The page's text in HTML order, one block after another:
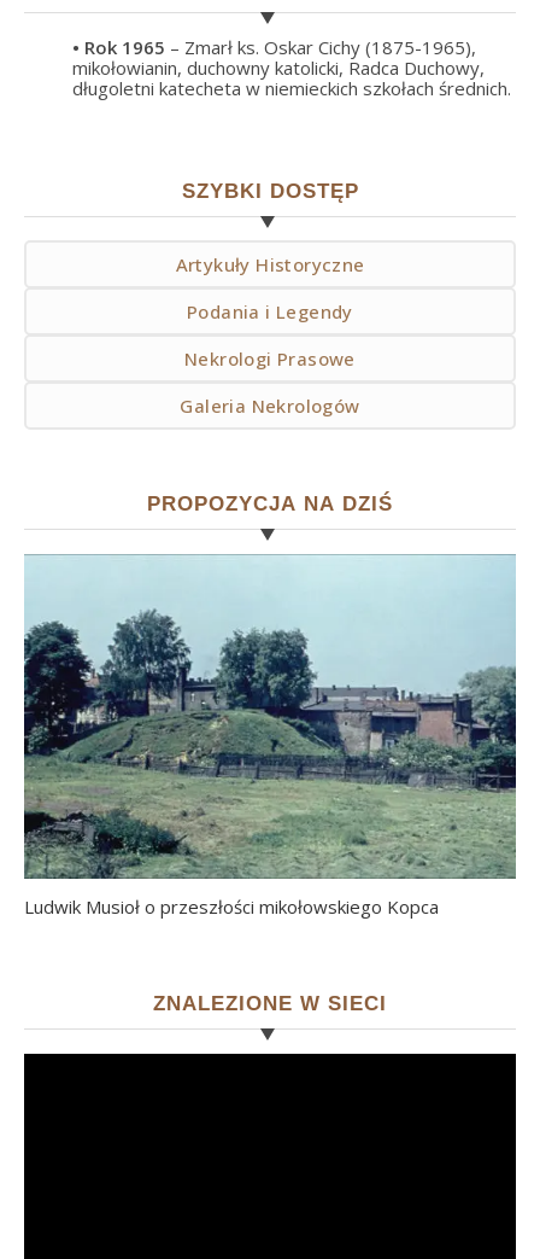
• Rok 1965 – Zmarł ks. Oskar Cichy (1875-1965),
mikołowianin, duchowny katolicki, Radca Duchowy,
długoletni katecheta w niemieckich szkołach średnich.
SZYBKI DOSTĘP
Artykuły Historyczne
Podania i Legendy
Nekrologi Prasowe
Galeria Nekrologów
PROPOZYCJA NA DZIŚ
Ludwik Musioł o przeszłości mikołowskiego Kopca
ZNALEZIONE W SIECI